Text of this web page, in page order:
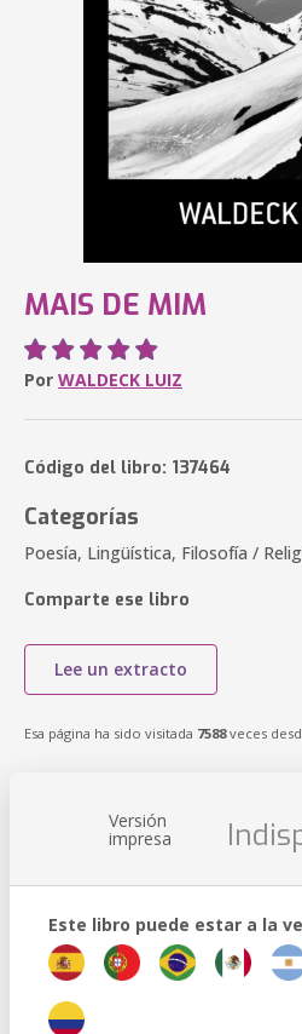
MAIS DE MIM
Por WALDECK LUIZ
Código del libro: 137464
Categorías
Poesía, Lingüística, Filosofía /
Comparte ese libro
Lee un extracto
Esa página ha sido visitada 7588veces
Versión
impresa
Este libro puede estar a la